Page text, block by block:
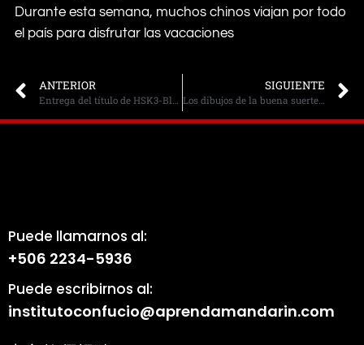
Durante esta semana, muchos chinos viajan por todo
el país para disfrutar las vacaciones
ANTERIOR SIGUIENTE
Los dibujos de la buena suerte (吉祥图案 )
Puede llamarnos al:
+506 2234-5936
Puede escribirnos al:
institutoconfucio@aprendamandarin.com